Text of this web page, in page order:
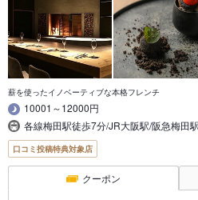
薪を使ったイノベーティブな本格フレンチ
10001～12000円
各線梅田駅徒歩7分/JR大阪駅/阪急梅田
口コミ投稿特典対象店
クーポン